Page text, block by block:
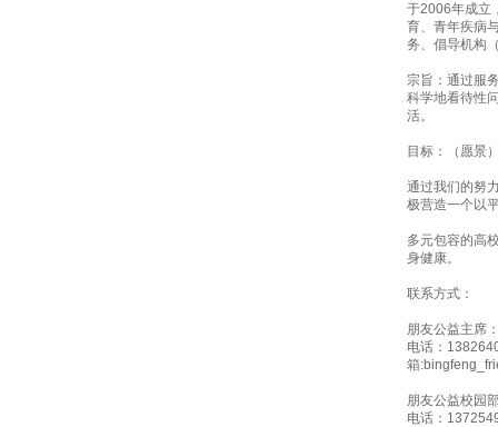
于2006年成立
育、青年疾病
务、倡导机构
宗旨：通过服
科学地看待性
活。
目标：（愿景
通过我们的努
极营造一个以
多元包容的高
身健康。
联系方式：
朋友公益主席
电话：
箱
朋友公益校园
电话：